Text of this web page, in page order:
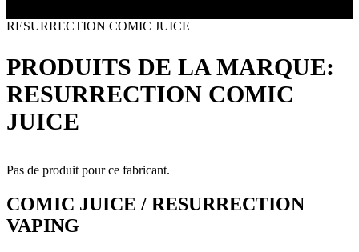
- LES PLUS VENDUS
- LES PACKS PROMOS
Eleaf, Aspire,
LES MINI-CLOPES
Boxs
LA PRESSE EN PARLE
Emission "C'est dans l'air"
Reportage Vox Pop ARTE
RESURRECTION COMIC JUICE
PRODUITS DE LA MARQUE:
RESURRECTION COMIC
JUICE
Pas de produit pour ce fabricant.
COMIC JUICE / RESURRECTION
VAPING